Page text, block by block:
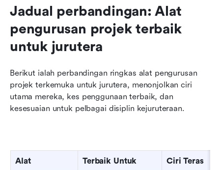
Jadual perbandingan: Alat
pengurusan projek terbaik
untuk jurutera
Berikut ialah perbandingan ringkas alat pengurusan
projek terkemuka untuk jurutera, menonjolkan ciri
utama mereka, kes penggunaan terbaik, dan
kesesuaian untuk pelbagai disiplin kejuruteraan.
Alat Terbaik Untuk Ciri Teras